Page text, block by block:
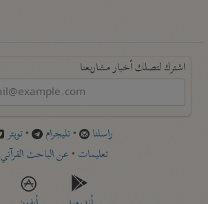
اشترك لتصلك أخبار مشاريعنا
راسلنا •تليجرام •تويتر
تعليمات •عن الباحث القرآني